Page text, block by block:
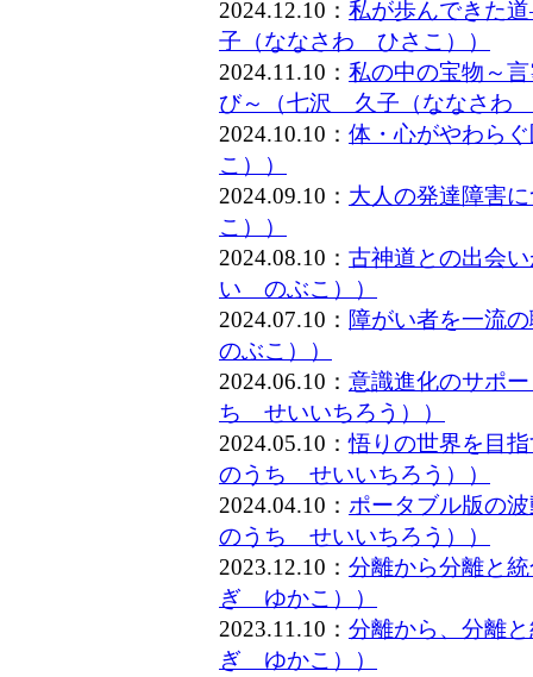
2024.12.10： 私が歩んできた
子（ななさわ ひさこ））
2024.11.10： 私の中の宝物～
び～（七沢 久子（ななさわ
2024.10.10： 体・心がやわら
こ））
2024.09.10： 大人の発達障害
こ））
2024.08.10： 古神道との出会
い のぶこ））
2024.07.10： 障がい者を一流
のぶこ））
2024.06.10： 意識進化のサポ
ち せいいちろう））
2024.05.10：悟りの世界を目
のうち せいいちろう））
2024.04.10： ポータブル版の
のうち せいいちろう））
2023.12.10： 分離から分離と
ぎ ゆかこ））
2023.11.10： 分離から、分離
ぎ ゆかこ））